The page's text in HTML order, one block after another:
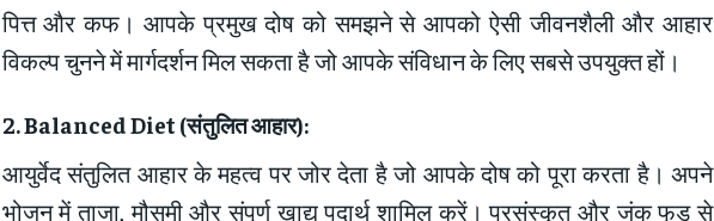
पित्त और कफ। आपके प्रमुख दोष को समझने से आपको ऐसी जीवनशैली और आहार
विकल्प चुनने में मार्गदर्शन मिल सकता है जो आपके संविधान के लिए सबसे उपयुक्त हों।
2. Balanced Diet (संतुलित आहार):
आयुर्वेद संतुलित आहार के महत्व पर जोर देता है जो आपके दोष को पूरा करता है। अपने
भोजन में ताजा, मौसमी और संपूर्ण खाद्य पदार्थ शामिल करें। प्रसंस्कृत और जंक फूड से